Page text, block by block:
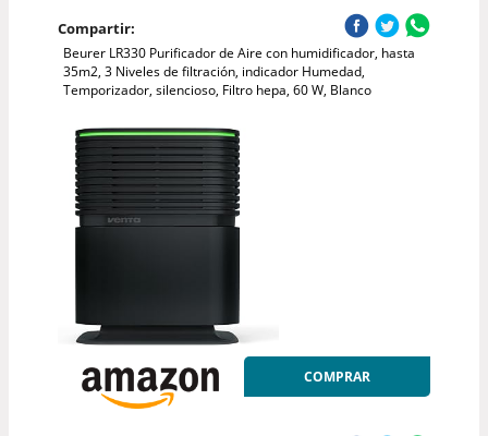
Compartir:
Beurer LR330 Purificador de Aire con humidificador, hasta
35m2, 3 Niveles de filtración, indicador Humedad,
Temporizador, silencioso, Filtro hepa, 60 W, Blanco
COMPRAR